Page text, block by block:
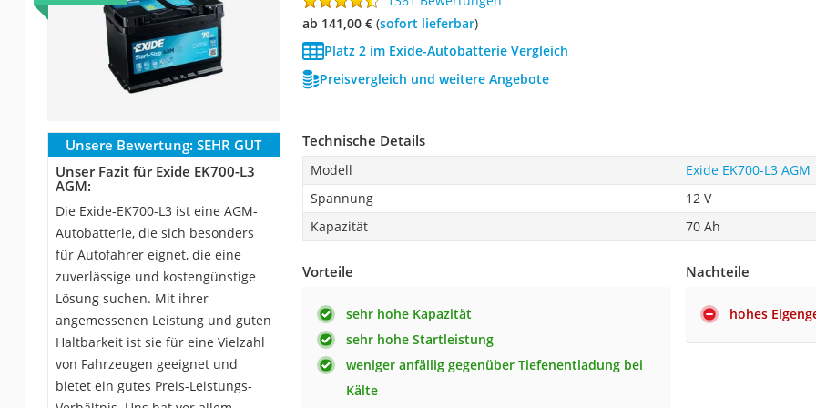
ab 141,00 €( Sofort lieferbar)
Platz 2 im Exide-Autobatterie Vergleich
Preisvergleich und weitere Angebote
Unsere Bewertung: SEHR GUT
Unser Fazit für Exide EK700-L3
AGM:
Die Exide-EK700-L3 ist eine AGM-
Autobatterie, die sich besonders
für Autofahrer eignet, die eine
zuverlässige und kostengünstige
Lösung suchen. Mit ihrer
angemessenen Leistung und guten
Haltbarkeit ist sie für eine Vielzahl
von Fahrzeugen geeignet und
bietet ein gutes Preis-Leistungs-
Technische Details
Modell
Exide EK700-L3 AGM
Spannung
12 V
Kapazität
70 Ah
Vorteile
sehr hohe Kapazität
sehr hohe Startleistung
weniger anfällig gegenüber Tiefenentladung bei
Kälte
Nachteile
hohes